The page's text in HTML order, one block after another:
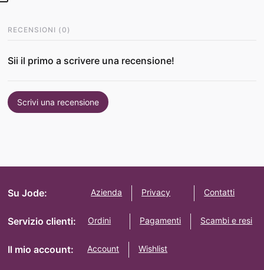
RECENSIONI (0 )
Sii il primo a scrivere una recensione!
Scrivi una recensione
Su Jode: Azienda Privacy Contatti
Servizio clienti: Ordini Pagamenti Scambi e resi
Il mio account: Account Wishlist